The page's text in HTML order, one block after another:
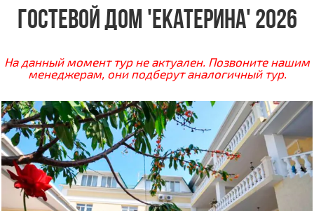
ГОСТЕВОЙ ДОМ 'ЕКАТЕРИНА' 2026
На данный момент тур не актуален. Позвоните нашим
менеджерам, они подберут аналогичный тур.